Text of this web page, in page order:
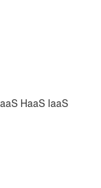
HaaS IaaS